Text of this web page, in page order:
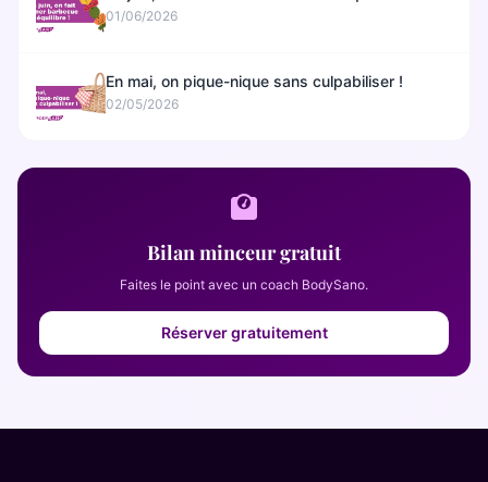
01/06/2026
En mai, on pique-nique sans culpabiliser !
02/05/2026
Bilan minceur gratuit
Faites le point avec un coach BodySano.
Réserver gratuitement